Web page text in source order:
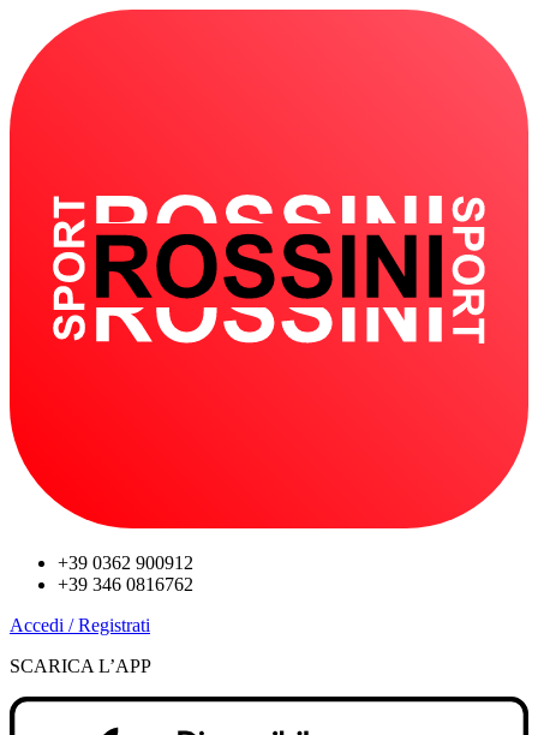
+39 0362 900912
+39 346 0816762
Accedi / Registrati
SCARICA L’APP